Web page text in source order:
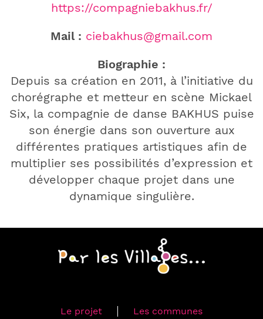
https://compagniebakhus.fr/
Mail : ciebakhus@gmail.com
Biographie :
Depuis sa création en 2011, à l’initiative du
chorégraphe et metteur en scène Mickael
Six, la compagnie de danse BAKHUS puise
son énergie dans son ouverture aux
différentes pratiques artistiques afin de
multiplier ses possibilités d’expression et
développer chaque projet dans une
dynamique singulière.
Le projet Les communes